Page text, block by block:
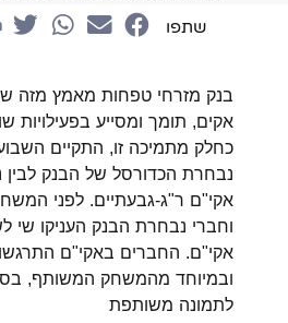
שתפו
בנק מזרחי טפחות מאמץ מזה
אקים, תומך ומסייע בפעילויות
כחלק מתמיכה זו, התקיים
נבחרת הכדורסל של הבנק
אקי"ם ר"ג-גבעתיים. לפני
וחברי נבחרת הבנק העניקו שי
אקי"ם. החברים באקי"ם
ובמיוחד מהמשחק המשותף,
לתמונה משותפת